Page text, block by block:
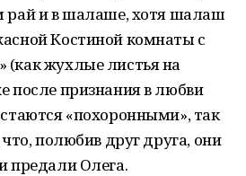
рай и в шалаше, хотя шалаш
Костиной комнаты с
жухлые листья на
после признания в любви
«похоронными», так
полюбив друг друга, они
предали Олега.